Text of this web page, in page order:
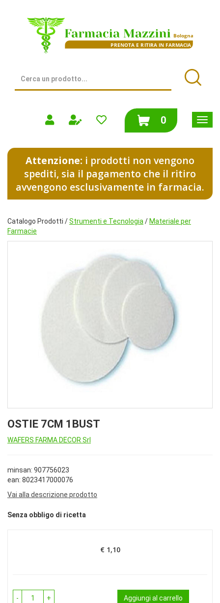
contenuto
Farmacia
Prodotto
0prodotti
inseriti
Attenzione: i prodotti non vengono
spediti, sia il pagamento che il ritiro
avvengono esclusivamente in farmacia.
Catalogo Prodotti /Strumenti e Tecnologia / Materiale per
Farmacie
OSTIE 7CM 1BUST
WAFERS FARMA DECOR Srl
minsan: 907756023
ean: 8023417000076
Vai alla descrizione prodotto
Senza obbligo di ricetta
Prezzo
€ 1,10
- + Aggiungi al carrello